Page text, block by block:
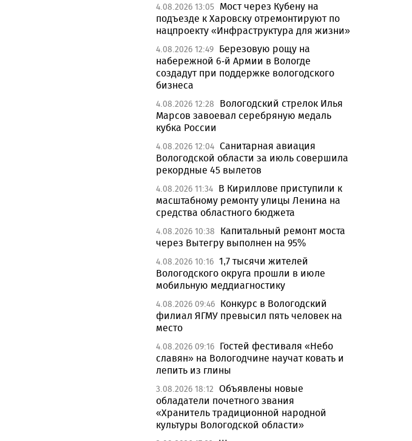
4.08.2026 13:05 Мост через Кубену на
подъезде к Харовску отремонтируют по
нацпроекту «Инфраструктура для жизни»
4.08.2026 12:49 Березовую рощу на
набережной 6-й Армии в Вологде
создадут при поддержке вологодского
бизнеса
4.08.2026 12:28
Вологодский стрелок Илья
Марсов завоевал серебряную медаль
кубка России
4.08.2026 12:04 Санитарная авиация
Вологодской области за июль совершила
рекордные 45 вылетов
4.08.2026 11:34 В Кириллове приступили к
масштабному ремонту улицы Ленина на
средства областного бюджета
4.08.2026 10:38
Капитальный ремонт моста
через Вытегру выполнен на 95%
4.08.2026 10:16 1,7 тысячи жителей
Вологодского округа прошли в июле
мобильную меддиагностику
4.08.2026 09:46 Конкурс в Вологодский
филиал ЯГМУ превысил пять человек на
место
4.08.2026 09:16 Гостей фестиваля «Небо
славян» на Вологодчине научат ковать и
лепить из глины
3.08.2026 18:12 Объявлены новые
обладатели почетного звания
«Хранитель традиционной народной
культуры Вологодской области»